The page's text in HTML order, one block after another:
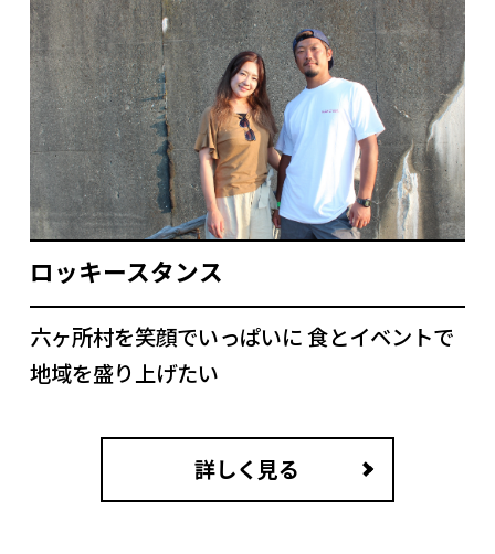
ロッキースタンス
六ヶ所村を笑顔でいっぱいに 食とイベントで
地域を盛り上げたい
詳しく見る